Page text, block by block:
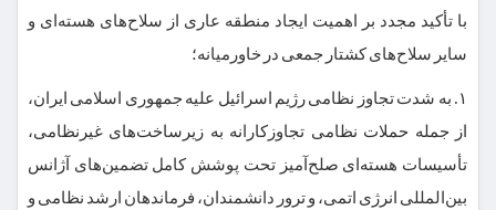
با تأکید مجدد بر اهمیت ایجاد منطقه عاری از سلاح‌های هسته‌ای و
سایر سلاح‌های کشتار جمعی در خاورمیانه؛
۱. به شدت تجاوز نظامی رژیم اسرائیل علیه جمهوری اسلامی ایران،
از جمله حملات نظامی تجاوزکارانه به زیرساخت‌های غیرنظامی،
تأسیسات هسته‌ای صلح‌آمیز تحت پوشش کامل تضمین‌های آژانس
بین‌المللی انرژی اتمی، و ترور دانشمندان، فرماندهان ارشد نظامی و